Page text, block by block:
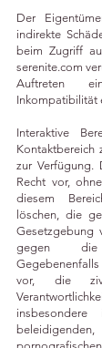
Der
indirekte
beim Zugriff
serenite.com
Auftreten
Inkompatibilität
Interaktive
Kontaktbereich
zur Verfügung.
Recht vor,
diesem
löschen, die
Gesetzgebung
gegen die
vor, die